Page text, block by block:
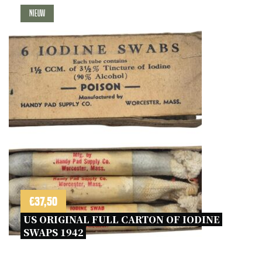
Nieuw
€37,50
US ORIGINAL FULL CARTON OF IODINE
SWAPS 1942